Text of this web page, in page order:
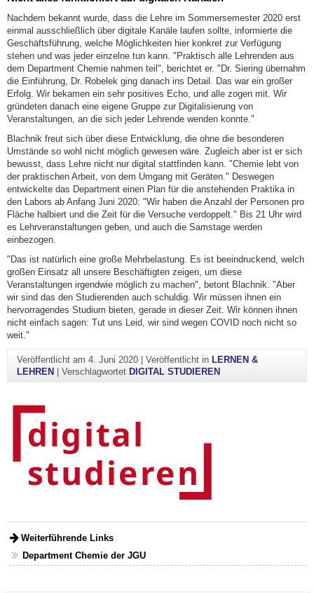
Nachdem bekannt wurde, dass die Lehre im Sommersemester 2020 erst
einmal ausschließlich über digitale Kanäle laufen sollte, informierte die
Geschäftsführung, welche Möglichkeiten hier konkret zur Verfügung
stehen und was jeder einzelne tun kann. "Praktisch alle Lehrenden aus
dem Department Chemie nahmen teil", berichtet er. "Dr. Siering übernahm
die Einführung, Dr. Robelek ging danach ins Detail. Das war ein großer
Erfolg. Wir bekamen ein sehr positives Echo, und alle zogen mit. Wir
gründeten danach eine eigene Gruppe zur Digitalisierung von
Veranstaltungen, an die sich jeder Lehrende wenden konnte."
Blachnik freut sich über diese Entwicklung, die ohne die besonderen
Umstände so wohl nicht möglich gewesen wäre. Zugleich aber ist er sich
bewusst, dass Lehre nicht nur digital stattfinden kann. "Chemie lebt von
der praktischen Arbeit, von dem Umgang mit Geräten." Deswegen
entwickelte das Department einen Plan für die anstehenden Praktika in
den Labors ab Anfang Juni 2020: "Wir haben die Anzahl der Personen pro
Fläche halbiert und die Zeit für die Versuche verdoppelt." Bis 21 Uhr wird
es Lehrveranstaltungen geben, und auch die Samstage werden
einbezogen.
"Das ist natürlich eine große Mehrbelastung. Es ist beeindruckend, welch
großen Einsatz all unsere Beschäftigten zeigen, um diese
Veranstaltungen irgendwie möglich zu machen", betont Blachnik. "Aber
wir sind das den Studierenden auch schuldig. Wir müssen ihnen ein
hervorragendes Studium bieten, gerade in dieser Zeit. Wir können ihnen
nicht einfach sagen: Tut uns Leid, wir sind wegen COVID noch nicht so
weit."
Veröffentlicht am 4. Juni 2020| Veröffentlicht in LERNEN &
LEHREN
Verschlagwortet DIGITAL STUDIEREN
Weiterführende Links
Department Chemie der JGU